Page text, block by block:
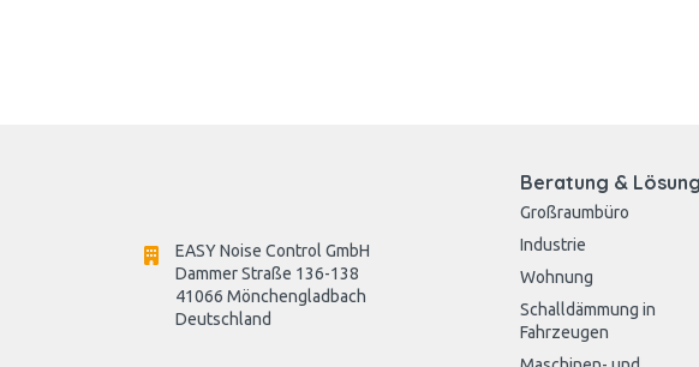
EASY Noise Control GmbH
Dammer Straße 136-138
41066 Mönchengladbach
Deutschland
Beratung &
Großraumbüro
Industrie
Wohnung
Schalldämmung in
Fahrzeugen